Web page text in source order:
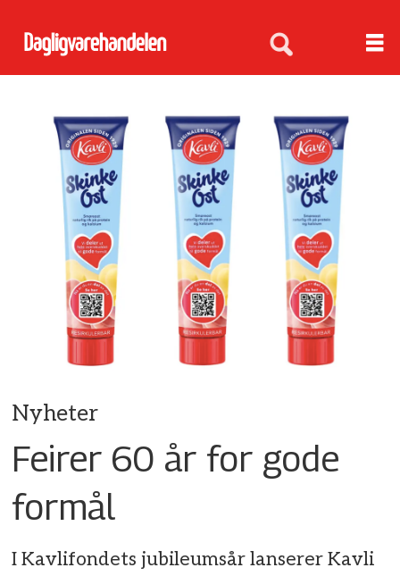
Nyheter
Feirer 60 år for gode
formål
I Kavlifondets jubileumsår lanserer Kavli